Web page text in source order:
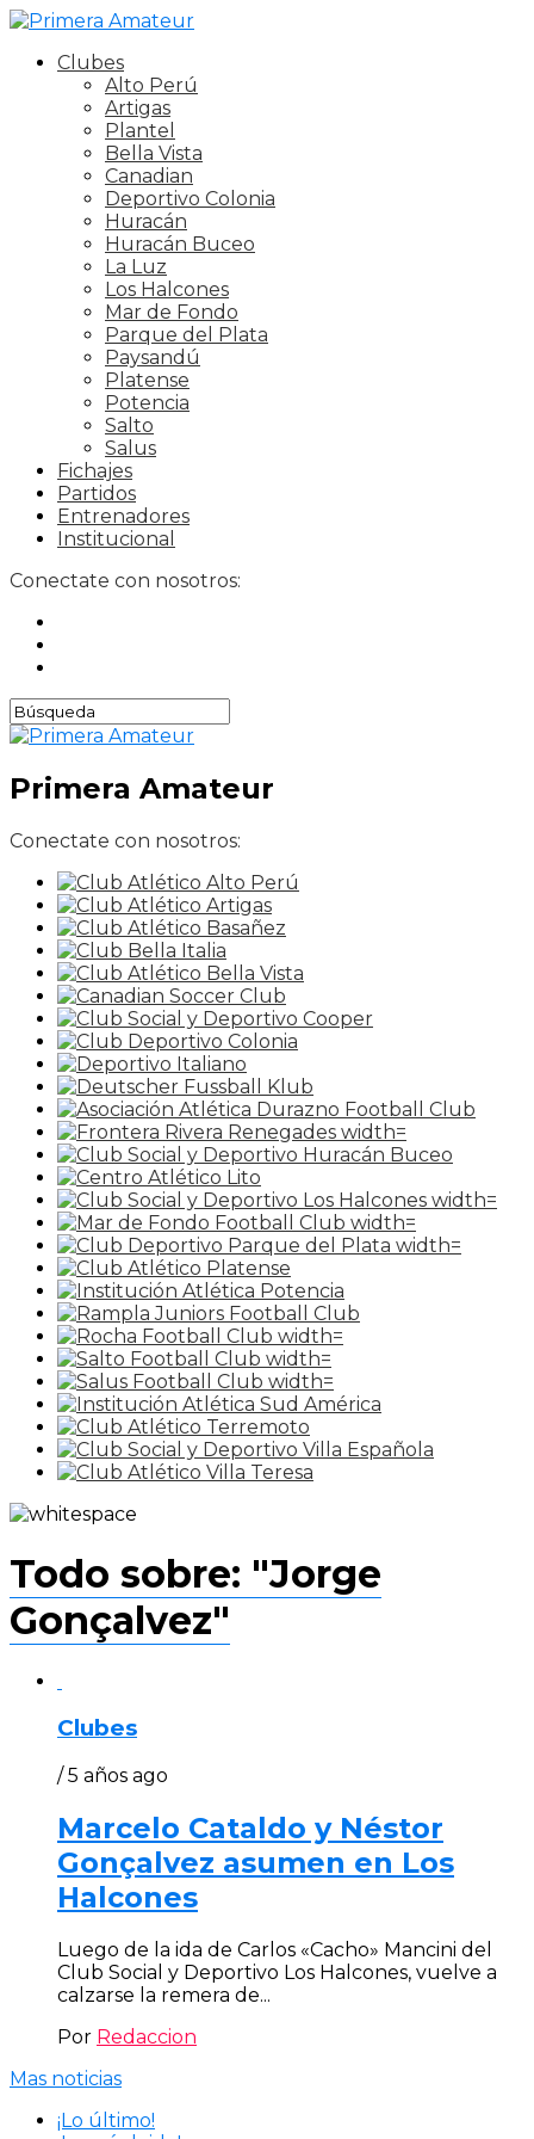
Clubes
Alto Perú
Artigas
Plantel
Bella Vista
Canadian
Deportivo Colonia
Huracán
Huracán Buceo
La Luz
Los Halcones
Mar de Fondo
Parque del Plata
Paysandú
Platense
Potencia
Salto
Salus
Fichajes
Partidos
Entrenadores
Institucional
Conectate con nosotros:
Primera Amateur
Conectate con nosotros:
Todo sobre: "Jorge
Gonçalvez"
Clubes
/ 5 años ago
Marcelo Cataldo y Néstor
Gonçalvez asumen en Los
Halcones
Luego de la ida de Carlos «Cacho» Mancini del
Club Social y Deportivo Los Halcones, vuelve a
calzarse la remera de...
Por Redaccion
Mas noticias
¡Lo último!